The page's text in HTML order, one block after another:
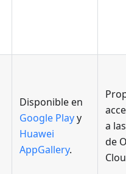
Disponible en
Google Playy
Huawei
AppGallery.
a
de